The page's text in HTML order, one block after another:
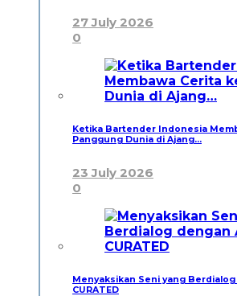
27 July 2026
0
Ketika Bartender Indonesia
Panggung Dunia di Ajang…
23 July 2026
0
Menyaksikan Seni yang
CURATED